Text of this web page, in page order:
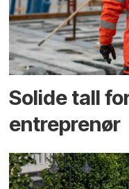
Solide tall
entreprenør